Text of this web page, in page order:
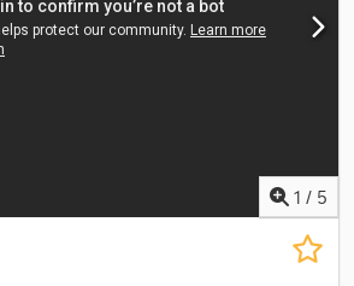
1511/58673 Csdpfszq Dliox Ap Ioha Teslimat
FR Daha fazla bilgi için Frank Beck ile
1 / 5